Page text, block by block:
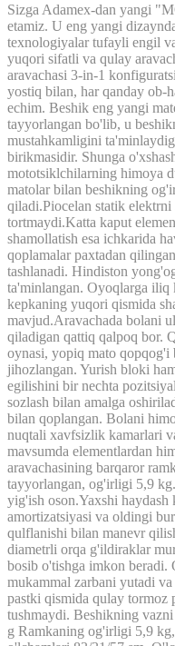
Sizga Adamex-dan yangi "
etamiz. U eng yangi
texnologiyalar tufayli engil
yuqori sifatli va qulay
aravachasi 3-in-1
yostiq bilan, har qanday ob-
echim. Beshik eng yangi
tayyorlangan bo'lib, u
mustahkamligini
birikmasidir. Shunga
mototsiklchilarning himoya
matolar bilan beshikning
qiladi.Piocelan statik elektrni
tortmaydi.Katta kaput
shamollatish esa ichkarida
qoplamalar paxtadan
tashlanadi. Hindiston
ta'minlangan. Oyoqlarga iliq
kepkaning yuqori qismida
mavjud.Aravachada bolani
qiladigan qattiq qalpoq bor.
oynasi, yopiq mato qopqog'i
jihozlangan. Yurish bloki
egilishini bir nechta
sozlash bilan amalga
bilan qoplangan. Bolani
nuqtali xavfsizlik kamarlari
mavsumda elementlardan
aravachasining barqaror
tayyorlangan, og'irligi 5,9 kg.
yig'ish oson.Yaxshi haydash
amortizatsiyasi va oldingi
qulflanishi bilan manevr
diametrli orqa g'ildiraklar
bosib o'tishga imkon beradi.
mukammal zarbani yutadi va
pastki qismida qulay tormoz
tushmaydi. Beshikning vazni
g Ramkaning og'irligi 5,9 kg,